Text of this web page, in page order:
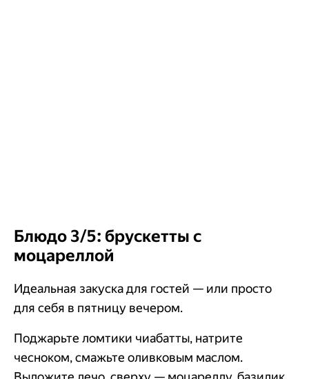
Блюдо 3/5: брускетты с
моцареллой
Идеальная закуска для гостей — или просто
для себя в пятницу вечером.
Поджарьте ломтики чиабатты, натрите
чесноком, смажьте оливковым маслом.